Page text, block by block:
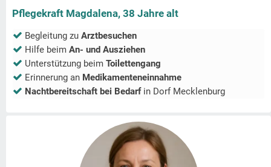
Pflegekraft Magdalena, 38 Jahre alt
Begleitung zu Arztbesuchen
Hilfe beim An- und Ausziehen
Unterstützung beim Toilettengang
Erinnerung an Medikamenteneinnahme
Nachtbereitschaft bei Bedarfin Dorf Mecklenburg